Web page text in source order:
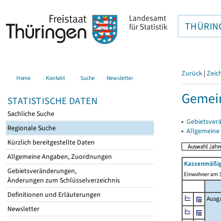
Home Kontakt Suche Newsletter
STATISTISCHE DATEN
Sachliche Suche
Regionale Suche
Kürzlich bereitgestellte Daten
Allgemeine Angaben, Zuordnungen
Gebietsveränderungen,
Änderungen zum Schlüsselverzeichnis
Definitionen und Erläuterungen
Newsletter
Zurück |
▸
▸
Einwohner am